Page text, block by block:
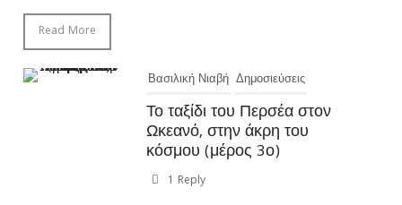
Read More
Βασιλική Νιαβή Δημοσιεύσεις
Το ταξίδι του Περσέα στον
Ωκεανό, στην άκρη του
κόσμου (μέρος 3ο)
1 Reply